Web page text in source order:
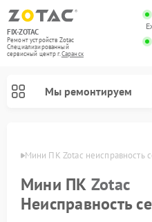
FIX-ZOTAC
Ремонт устройств Zotac
Специализированный
cервисный центр г.Саранск
Мы ремонтируем
Мини ПК Zotac неисправность
Мини ПК Zotac
Неисправность